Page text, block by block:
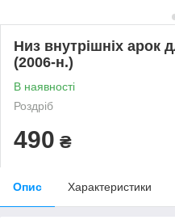
Низ внутрішніх арок
(2006-н.)
В наявності
Роздріб
490 ₴
Опис Характеристики